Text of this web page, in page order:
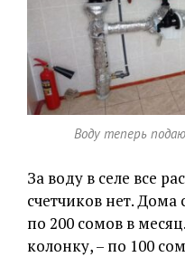
Воду теперь
За воду в селе все
счетчиков нет.
по 200 сомов в
колонку, – по 100